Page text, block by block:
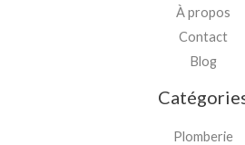
À propos
Contact
Blog
Plomberie